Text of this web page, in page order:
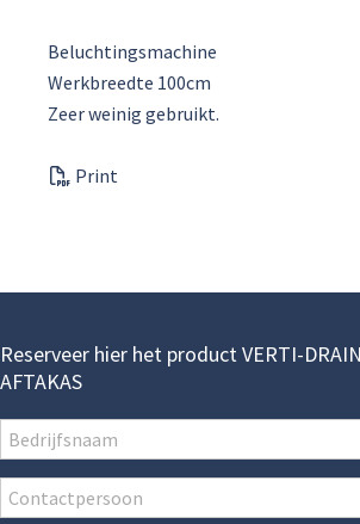
Beluchtingsmachine
Werkbreedte 100cm
Zeer weinig gebruikt.
Print
Reserveer hier het product VERTI-
AFTAKAS